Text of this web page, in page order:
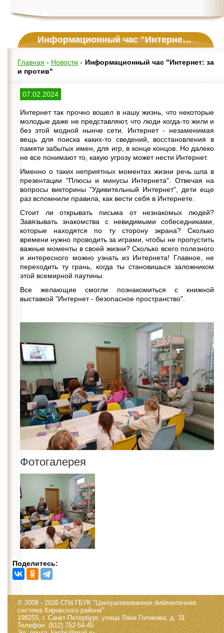
Информационный час "Интернет: за и против"
Главная - Новости - Информационный час "Интернет: за
и против"
07.02.2024
Интернет так прочно вошел в нашу жизнь, что некоторые
молодые даже не представляют, что люди когда-то жили и
без этой модной нынче сети. Интернет - незаменимая
вещь для поиска каких-то сведений, восстановления в
памяти забытых имен, для игр, в конце концов. Но далеко
не все понимают то, какую угрозу может нести Интернет.
Именно о таких неприятных моментах жизни речь шла в
презентации "Плюсы и минусы Интернета". Отвечая на
вопросы викторины "Удивительный Интернет", дети еще
раз вспомнили правила, как вести себя в Интернете.
Стоит ли открывать письма от незнакомых людей?
Завязывать знакомства с невидимыми собеседниками,
которые находятся по ту сторону экрана? Сколько
времени нужно проводить за играми, чтобы не пропустить
важные моменты в своей жизни? Сколько всего полезного
и интересного можно узнать из Интернета! Главное, не
переходить ту грань, когда ты становишься заложником
этой всемирной паутины.
Все желающие смогли познакомиться с книжной
выставкой "Интернет - безопасное пространство".
Фотогалерея
Поделитесь:
© 2008 - 2026 СПб ГБУК "Централизованная библиотечная
система Кировского района"
198255, г. Санкт-Петербург, улица Лёни Голикова, д. 31
Телефон: (812) 752-54-45